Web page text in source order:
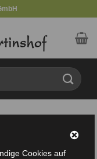
Cookies auf